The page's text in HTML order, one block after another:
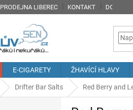
PRODEJNA LIBEREC KONTAKT
E-CIGARETY ŽHAVÍCÍ HLAVY
Drifter Bar Salts Red Berry and